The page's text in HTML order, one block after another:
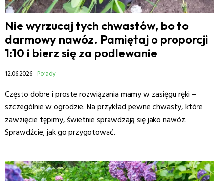
Nie wyrzucaj tych chwastów, bo to
darmowy nawóz. Pamiętaj o proporcji
1:10 i bierz się za podlewanie
12.06.2026- Porady
Często dobre i proste rozwiązania mamy w zasięgu ręki –
szczególnie w ogrodzie. Na przykład pewne chwasty, które
zawzięcie tępimy, świetnie sprawdzają się jako nawóz.
Sprawdźcie, jak go przygotować.